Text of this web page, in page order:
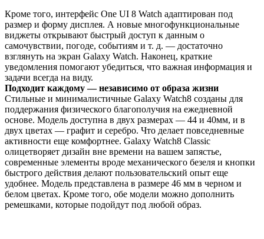
Кроме того, интерфейс One UI 8 Watch адаптирован под
размер и форму дисплея. А новые многофункциональные
виджеты открывают быстрый доступ к данным о
самочувствии, погоде, событиям и т. д. — достаточно
взглянуть на экран Galaxy Watch. Наконец, краткие
уведомления помогают убедиться, что важная информация и
задачи всегда на виду.
Подходит каждому — независимо от образа жизни
Стильные и минималистичные Galaxy Watch8 созданы для
поддержания физического благополучия на ежедневной
основе. Модель доступна в двух размерах — 44 и 40мм, и в
двух цветах — графит и серебро. Что делает повседневные
активности еще комфортнее. Galaxy Watch8 Classic
олицетворяет дизайн вне времени на вашем запястье,
современные элементы вроде механического безеля и кнопки
быстрого действия делают пользовательский опыт еще
удобнее. Модель представлена в размере 46 мм в черном и
белом цветах. Кроме того, обе модели можно дополнить
ремешками, которые подойдут под любой образ.